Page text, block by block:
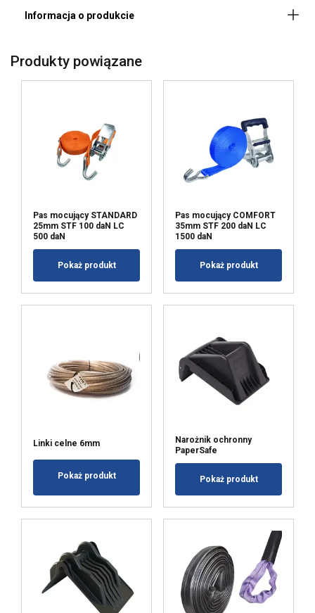
standard:
Dodatkowa informacja:
Uwaga:
Produkty powiązane
Pas mocujący STANDARD
25mm STF 100 daN LC
500 daN
Pokaż produkt
Pas mocujący COMFORT
35mm STF 200 daN LC
1500 daN
Pokaż produkt
Linki celne 6mm
Pokaż produkt
Narożnik ochronny
PaperSafe
Pokaż produkt
Ta strona używa plików
cookie
naszego ruchu. Udostępniamy również
informacje o tym, jak korzystasz z naszej
witryny, naszym partnerom reklamowym
i analitycznym, którzy mogą łączyć je z
przekazałeś lub które zebrali w wyniku
korzystania przez Ciebie z ich usług.
Polityka prywatności
Niezbędne Wydajność
Funkcjonalność
Niesklasyfikowane
AKCEPTUJ WSZYSTKIE
ODRZUĆ WSZYSTKIE
POKAŻ SZCZEGÓŁY